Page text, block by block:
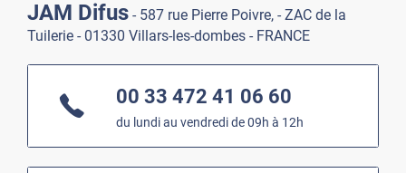
JAM Difus - 587 rue Pierre Poivre, - ZAC de la
Tuilerie - 01330 Villars-les-dombes - FRANCE
00 33 472 41 06 60
du lundi au vendredi de 09h à 12h